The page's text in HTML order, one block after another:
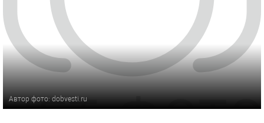
Автор фото: dobvesti.ru